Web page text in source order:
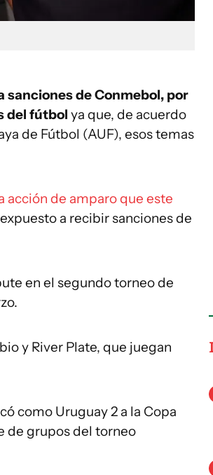
sanciones de Conmebol, por
del fútbol ya que, de acuerdo
de Fútbol (AUF), esos temas
acción de amparo que este
a recibir sanciones de
en el segundo torneo de
y River Plate, que juegan
como Uruguay 2 a la Copa
de grupos del torneo